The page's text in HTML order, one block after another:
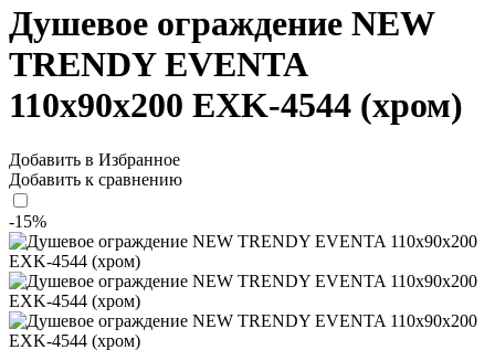
Душевое ограждение NEW
TRENDY EVENTA
110x90x200 EXK-4544 (хром)
Добавить в Избранное
Добавить к сравнению
-15%